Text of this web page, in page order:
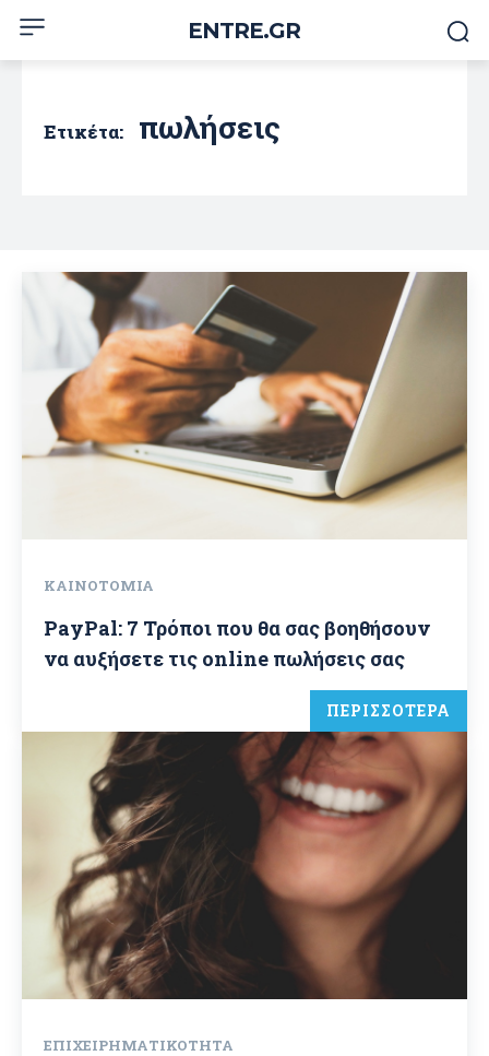
ENTRE.GR
Ετικέτα: πωλήσεις
ΚΑΙΝΟΤΟΜΊΑ
PayPal: 7 Τρόποι που θα σας βοηθήσουν
να αυξήσετε τις online πωλήσεις σας
ΠΕΡΙΣΣΟΤΕΡΑ
ΕΠΙΧΕΙΡΗΜΑΤΙΚΌΤΗΤΑ